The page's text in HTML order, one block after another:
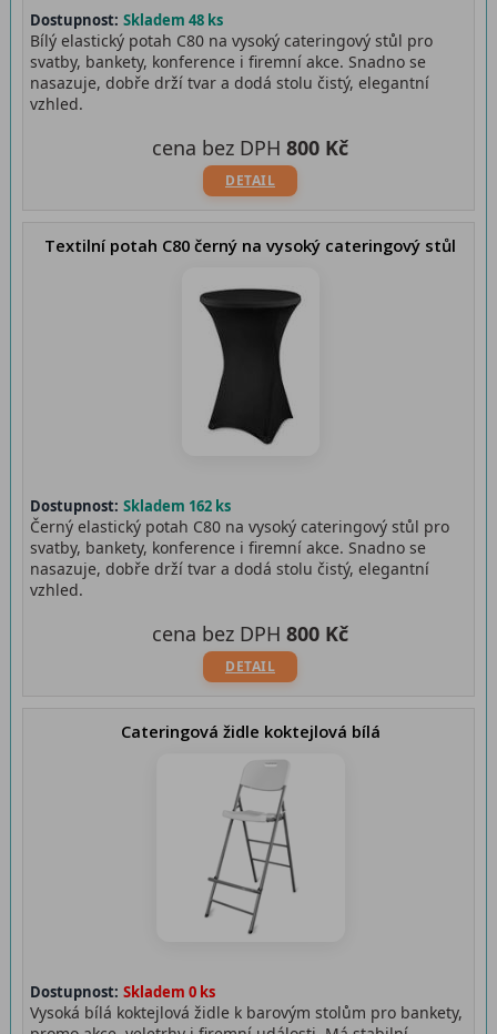
Dostupnost: Skladem 48 ks
Bílý elastický potah C80 na vysoký cateringový stůl pro
svatby, bankety, konference i firemní akce. Snadno se
nasazuje, dobře drží tvar a dodá stolu čistý, elegantní
vzhled.
DETAIL
cena bez DPH 800 Kč
Textilní potah C80 černý na vysoký cateringový stůl
Dostupnost: Skladem 162 ks
Černý elastický potah C80 na vysoký cateringový stůl pro
svatby, bankety, konference i firemní akce. Snadno se
nasazuje, dobře drží tvar a dodá stolu čistý, elegantní
vzhled.
DETAIL
cena bez DPH 800 Kč
Cateringová židle koktejlová bílá
Dostupnost: Skladem 0 ks
Vysoká bílá koktejlová židle k barovým stolům pro bankety,